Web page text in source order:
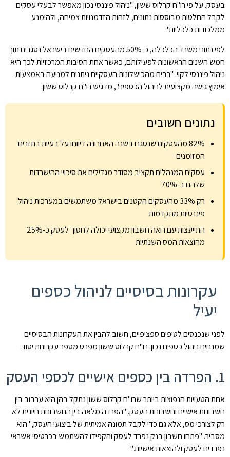
בעסק. על פי רו"ח קרלוס ששון, "ניהול פיננסי נכון מאפשר לבעלי עסקים
לקבל החלטות מבוססות נתונים, לזהות הזדמנויות צמיחה, ולהימנע
ממלכודות כלכליות".
לפי נתוני משרד הכלכלה, כ-50% מהעסקים החדשים בישראל נסגרים תוך
חמש השנים הראשונות לפעילותם, כאשר אחת הסיבות המרכזיות לכך היא
ניהול פיננסי לקוי. "רבים מהכישלונות העסקיים ניתנים למניעה באמצעות
אימוץ גישה מקצועית לניהול הכספים", מדגיש רו"ח קרלוס ששון.
נתונים חשובים
82% מהעסקים שנסגרו בשנה האחרונה דיווחו על בעיות בתזרים
המזומנים
עסקים המנהלים תקציב מסודר מגדילים את סיכויי ההישרדות
שלהם ב-70%
רק 33% מהעסקים הקטנים בישראל משתמשים במערכות ניהול
פיננסיות מתקדמות
התייעצות עם רואה חשבון מקצועי יכולה לחסוך לעסק כ-25%
מהוצאות המס השנתיות
עקרונות בסיסיים לניהול כספים
יעיל
לפני שנכנסים לטיפים ספציפיים, חשוב להבין את העקרונות הבסיסיים
שמנחים ניהול כספים נכון. רו"ח קרלוס ששון מפרט מספר עקרונות יסוד:
1. הפרדה בין כספים אישיים לכספי העסק
אחת הטעויות הנפוצות ביותר שרו"ח קרלוס ששון נתקל בהן היא ערבוב בין
חשבונות אישיים וחשבונות העסק. "הפרדה מלאה בין החשבונות חיונית לא
רק לצורכי מס, אלא גם כדי לקבל תמונה אמיתית של ביצועי העסק," הוא
מסביר. "פתחו חשבון בנק נפרד לעסק והקפידו להשתמש בכרטיסי אשראי
נפרדים לעסק ולהוצאות אישיות."